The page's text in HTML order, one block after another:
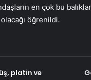
en çok bu
öğrenildi.
platin ve